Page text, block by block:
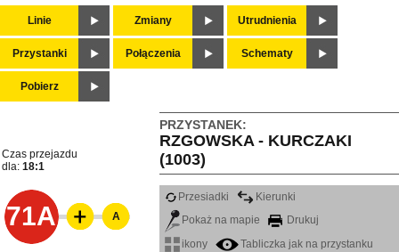
Linie Zmiany Utrudnienia
Przystanki Połączenia Schematy
Pobierz
PRZYSTANEK:
RZGOWSKA - KURCZAKI
(1003)
Czas przejazdu
dla: 18:1
71A
Przesiadki
Kierunki
Pokaż na mapie
Drukuj
ikony
Tabliczka jak na przystanku
A